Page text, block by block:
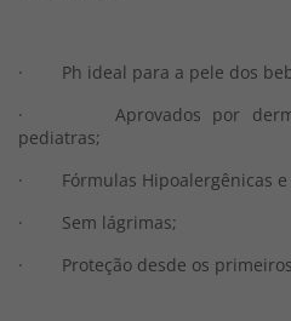
· Ph ideal para a pele dos
· Aprovados por
pediatras;
· Fórmulas Hipoalergênicas e
· Sem lágrimas;
· Proteção desde os